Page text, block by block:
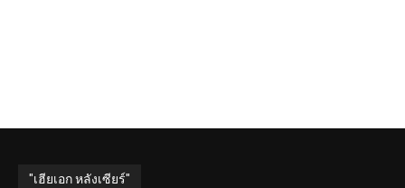
"เฮียเอก หลังเซียร์"